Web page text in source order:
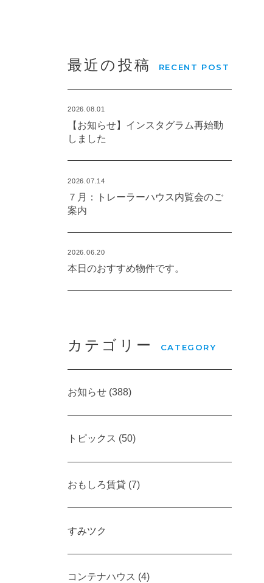
最近の投稿 RECENT POST
2026.08.01
【お知らせ】インスタグラム再始動
しました
2026.07.14
７月：トレーラーハウス内覧会のご
案内
2026.06.20
本日のおすすめ物件です。
カテゴリー CATEGORY
お知らせ (388)
トピックス (50)
おもしろ賃貸 (7)
すみツク
コンテナハウス (4)